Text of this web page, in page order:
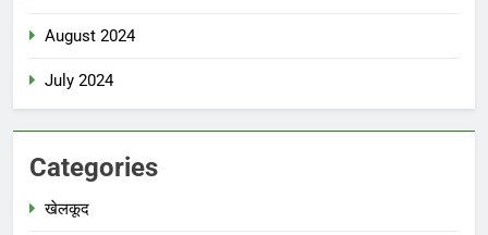
August 2024
July 2024
Categories
खेलकूद